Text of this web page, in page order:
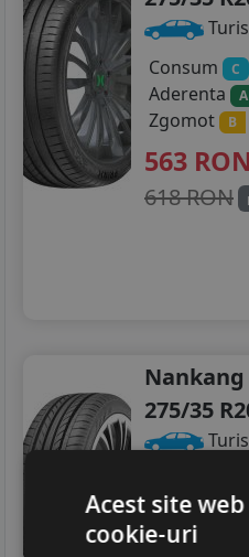
Consum
C
Aderenta A
Zgomot B
563 RON
618 RON
Nankang
275/35
Aderenta C
Zgomot
Acest site
cookie-uri